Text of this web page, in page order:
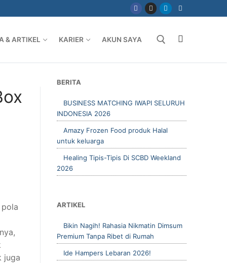
& ARTIKEL KARIER AKUN SAYA
juga
BERITA
BUSINESS MATCHING IWAPI SELURUH
INDONESIA 2026
Amazy Frozen Food produk Halal
untuk keluarga
Healing Tipis-Tipis Di SCBD Weekland
2026
ARTIKEL
Bikin Nagih! Rahasia Nikmatin Dimsum
Premium Tanpa Ribet di Rumah
Ide Hampers Lebaran 2026!